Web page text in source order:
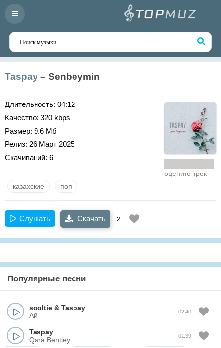
Taspay – Senbeymin
Длительность: 04:12
Качество: 320 kbps
Размер: 9.6 Мб
Релиз: 26 Март 2025
Скачиваний: 6
оцените трек
казахские поп
Слушать Скачать 2
Популярные песни
sooltie & Taspay
Ай
02:40
Taspay
Qara Bentley
01:39